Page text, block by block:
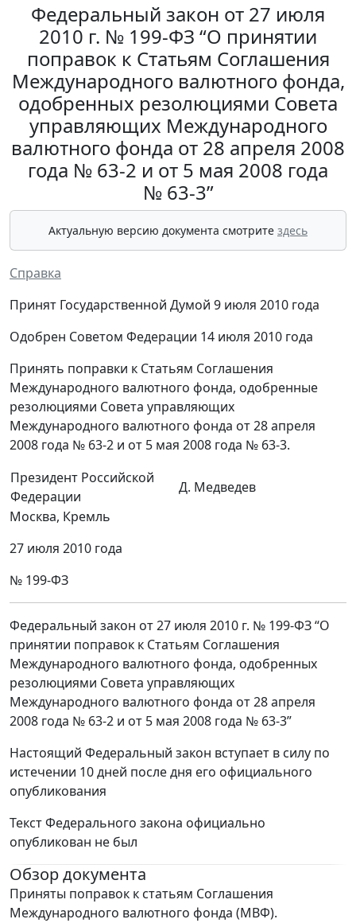
Федеральный закон от 27 июля
2010 г. № 199-ФЗ “О принятии
поправок к Статьям Соглашения
Международного валютного фонда,
одобренных резолюциями Совета
управляющих Международного
валютного фонда от 28 апреля 2008
года № 63-2 и от 5 мая 2008 года
№ 63-3”
Актуальную версию документа смотрите здесь
Справка
Принят Государственной Думой 9 июля 2010 года
Одобрен Советом Федерации 14 июля 2010 года
Принять поправки к Статьям Соглашения
Международного валютного фонда, одобренные
резолюциями Совета управляющих
Международного валютного фонда от 28 апреля
2008 года № 63-2 и от 5 мая 2008 года № 63-3.
Президент Российской
Федерации
Д. Медведев
Москва, Кремль
27 июля 2010 года
№ 199-ФЗ
Федеральный закон от 27 июля 2010 г. № 199-ФЗ “О
принятии поправок к Статьям Соглашения
Международного валютного фонда, одобренных
резолюциями Совета управляющих
Международного валютного фонда от 28 апреля
2008 года № 63-2 и от 5 мая 2008 года № 63-3”
Настоящий Федеральный закон вступает в силу по
истечении 10 дней после дня его официального
опубликования
Текст Федерального закона официально
опубликован не был
Обзор документа
Приняты поправок к статьям Соглашения
Международного валютного фонда (МВФ).